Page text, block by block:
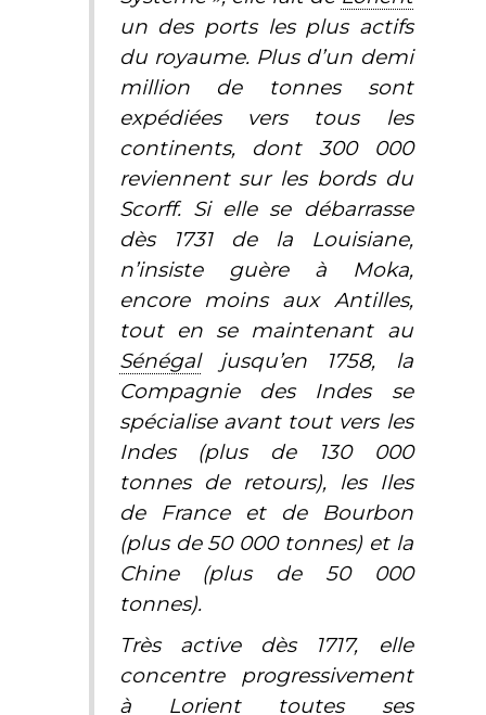
un des ports les plus actifs
du royaume. Plus d’un demi
million de tonnes sont
expédiées vers tous les
continents, dont 300 000
reviennent sur les bords du
Scorff. Si elle se débarrasse
dès 1731 de la Louisiane,
n’insiste guère à Moka,
encore moins aux Antilles,
tout en se maintenant au
Sénégaljusqu’en 1758, la
Compagnie des Indes se
spécialise avant tout vers les
Indes (plus de 130 000
tonnes de retours), les Iles
de France et de Bourbon
(plus de 50 000 tonnes) et la
Chine (plus de 50 000
tonnes).
Très active dès 1717, elle
concentre progressivement
à Lorienttoutes ses